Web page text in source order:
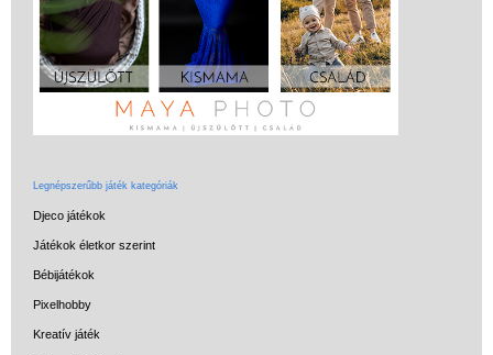
Legnépszerűbb játék kategóriák
Djeco játékok
Játékok életkor szerint
Bébijátékok
Pixelhobby
Kreatív játék